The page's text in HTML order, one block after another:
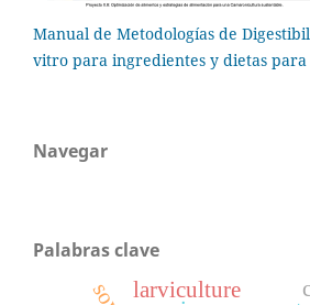
Manual de Metodologías de
vitro para ingredientes y dietas
Navegar
Palabras clave
larviculture